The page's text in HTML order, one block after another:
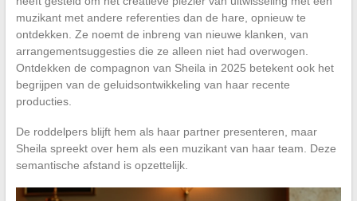
muzikant met andere referenties dan de hare, opnieuw te
ontdekken. Ze noemt de inbreng van nieuwe klanken, van
arrangementsuggesties die ze alleen niet had overwogen.
Ontdekken de compagnon van Sheila in 2025 betekent ook het
begrijpen van de geluidsontwikkeling van haar recente
producties.
De roddelpers blijft hem als haar partner presenteren, maar
Sheila spreekt over hem als een muzikant van haar team. Deze
semantische afstand is opzettelijk.